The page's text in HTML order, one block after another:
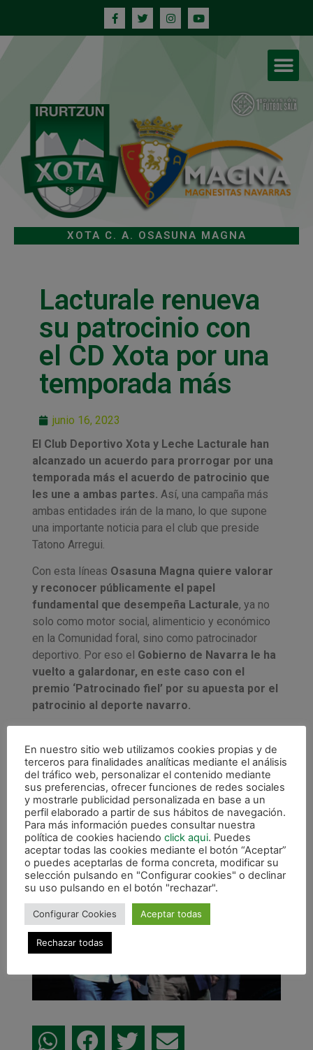
XOTA C. A. OSASUNA MAGNA
Lacturale renueva
su patrocinio con
el CD Xota por una
temporada más
junio 16, 2023
El Club Deportivo Xota y Leche Lacturale han
alcanzado un acuerdo para prorrogar por una
temporada más el acuerdo de patrocinio que
les une a ambas partes. Así, una campaña más
ambas entidades irán de la mano, lo que supone
una importante noticia para el club que preside
Tatono Arregui.
Con esta líneas Osasuna Magna quiere valorar
y reconocer públicamente el papel
fundamental que desempeña Lacturale, ya no
solo como motor social, alimenticio y económico
en la Comunidad foral, sino como patrocinador
deportivo. Por eso el Gobierno de Navarra le ha
vuelto a galardonar, en este caso con el
premio ‘Patrocinado fiel’ por su apuesta por el
patrocinio al deporte navarro.
marcas del compromiso de Lacturale y que esta
reciba premios como el del Gobierno foral supone
una victoria de todos los equipos navarros que
junto a Lacturale caminamos de la mano. Zorionak!
Eskerrik asko!
En nuestro sitio web utilizamos cookies propias y de
terceros para finalidades analíticas mediante el análisis
del tráfico web, personalizar el contenido mediante
sus preferencias, ofrecer funciones de redes sociales
y mostrarle publicidad personalizada en base a un
perfil elaborado a partir de sus hábitos de navegación.
Para más información puedes consultar nuestra
política de cookies haciendo click aqui. Puedes
aceptar todas las cookies mediante el botón “Aceptar”
o puedes aceptarlas de forma concreta, modificar su
selección pulsando en "Configurar cookies" o declinar
su uso pulsando en el botón "rechazar".
Configurar Cookies Aceptar todas
Rechazar todas